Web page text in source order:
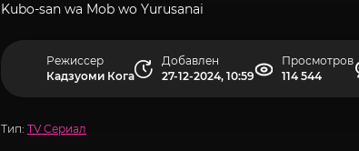
Kubo-san wa Mob wo Yurusanai
Режиссер
Кадзуоми Кога
Добавлен
27-12-2024, 10:59
Просмотров
114 544
Тип: TV Сериал